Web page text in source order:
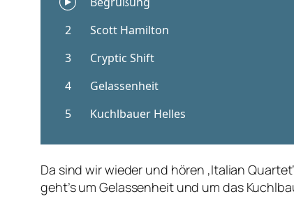
Da sind wir wieder und hören ‚Italian
geht’s um Gelassenheit und um das